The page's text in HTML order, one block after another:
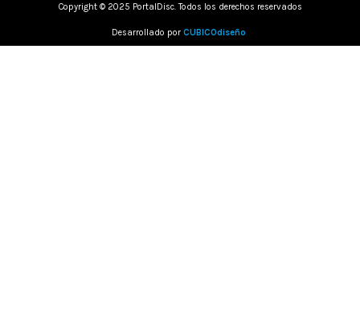
Copyright © 2025 PortalDisc. Todos los derechos reservados
Desarrollado por CUBICOdiseño